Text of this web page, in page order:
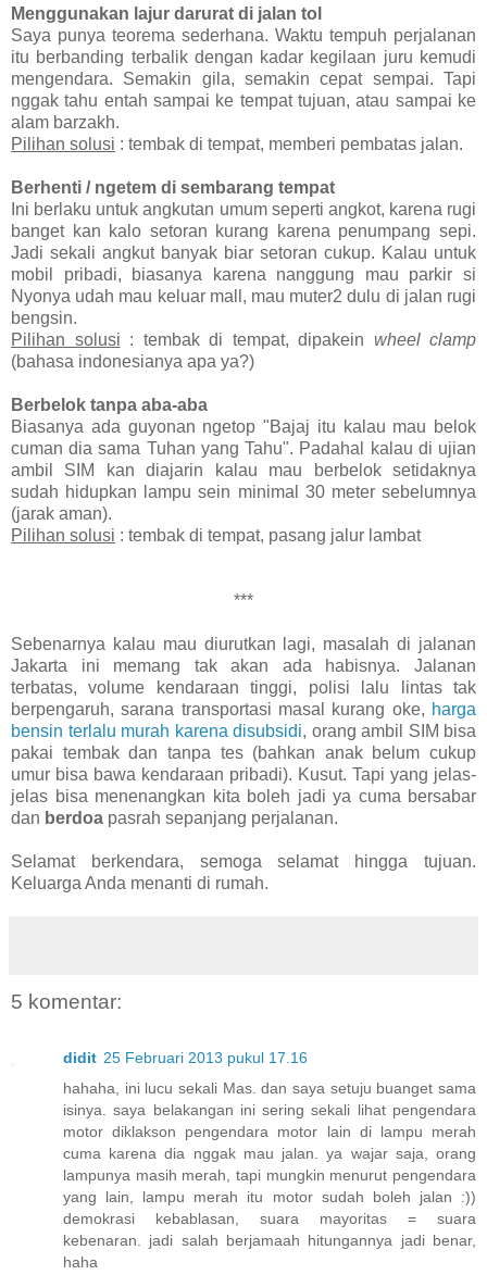
Menggunakan lajur darurat di jalan tol
Saya punya teorema sederhana. Waktu tempuh perjalanan
itu berbanding terbalik dengan kadar kegilaan juru kemudi
mengendara. Semakin gila, semakin cepat sempai. Tapi
nggak tahu entah sampai ke tempat tujuan, atau sampai ke
alam barzakh.
Pilihan solusi : tembak di tempat, memberi pembatas jalan.
Berhenti / ngetem di sembarang tempat
Ini berlaku untuk angkutan umum seperti angkot, karena rugi
banget kan kalo setoran kurang karena penumpang sepi.
Jadi sekali angkut banyak biar setoran cukup. Kalau untuk
mobil pribadi, biasanya karena nanggung mau parkir si
Nyonya udah mau keluar mall, mau muter2 dulu di jalan rugi
bengsin.
Pilihan solusi : tembak di tempat, dipakein wheel clamp
(bahasa indonesianya apa ya?)
Berbelok tanpa aba-aba
Biasanya ada guyonan ngetop "Bajaj itu kalau mau belok
cuman dia sama Tuhan yang Tahu". Padahal kalau di ujian
ambil SIM kan diajarin kalau mau berbelok setidaknya
sudah hidupkan lampu sein minimal 30 meter sebelumnya
(jarak aman).
Pilihan solusi : tembak di tempat, pasang jalur lambat
***
Sebenarnya kalau mau diurutkan lagi, masalah di jalanan
Jakarta ini memang tak akan ada habisnya. Jalanan
terbatas, volume kendaraan tinggi, polisi lalu lintas tak
berpengaruh, sarana transportasi masal kurang oke, harga
bensin terlalu murah karena disubsidi, orang ambil SIM bisa
pakai tembak dan tanpa tes (bahkan anak belum cukup
umur bisa bawa kendaraan pribadi). Kusut. Tapi yang jelas-
jelas bisa menenangkan kita boleh jadi ya cuma bersabar
dan berdoa pasrah sepanjang perjalanan.
Selamat berkendara, semoga selamat hingga tujuan.
Keluarga Anda menanti di rumah.
5 komentar:
didit 25 Februari 2013 pukul 17.16
hahaha, ini lucu sekali Mas. dan saya setuju buanget sama
isinya. saya belakangan ini sering sekali lihat pengendara
motor diklakson pengendara motor lain di lampu merah
cuma karena dia nggak mau jalan. ya wajar saja, orang
lampunya masih merah, tapi mungkin menurut pengendara
yang lain, lampu merah itu motor sudah boleh jalan :))
demokrasi kebablasan, suara mayoritas = suara
kebenaran. jadi salah berjamaah hitungannya jadi benar,
haha